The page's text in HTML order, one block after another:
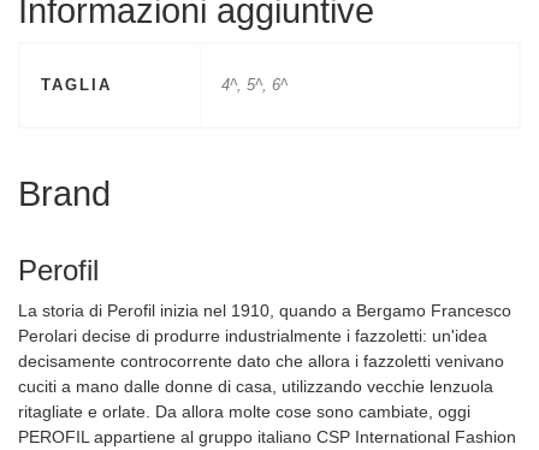
Informazioni aggiuntive
TAGLIA 4^, 5^, 6^
Brand
Perofil
La storia di Perofil inizia nel 1910, quando a Bergamo Francesco
Perolari decise di produrre industrialmente i fazzoletti: un'idea
decisamente controcorrente dato che allora i fazzoletti venivano
cuciti a mano dalle donne di casa, utilizzando vecchie lenzuola
ritagliate e orlate. Da allora molte cose sono cambiate, oggi
PEROFIL appartiene al gruppo italiano CSP International Fashion